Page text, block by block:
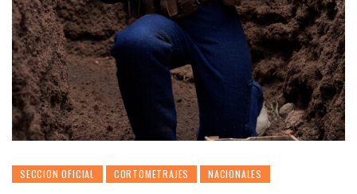
SECCION OFICIAL CORTOMETRAJES NACIONALES